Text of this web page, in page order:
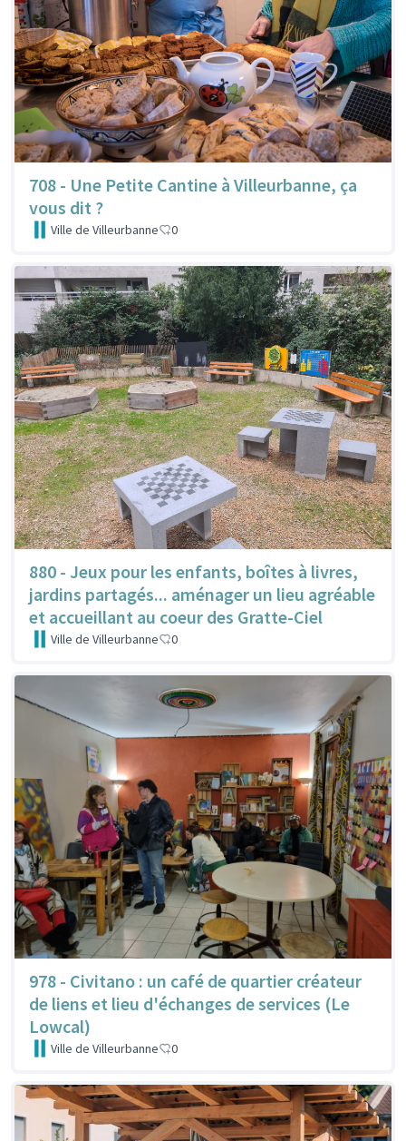
708 - Une Petite Cantine à Villeurbanne, ça
vous dit ?
Ville de Villeurbanne 0
880 - Jeux pour les enfants, boîtes à livres,
jardins partagés... aménager un lieu agréable
et accueillant au coeur des Gratte-Ciel
Ville de Villeurbanne 0
978 - Civitano : un café de quartier créateur
de liens et lieu d'échanges de services (Le
Lowcal)
Ville de Villeurbanne 0